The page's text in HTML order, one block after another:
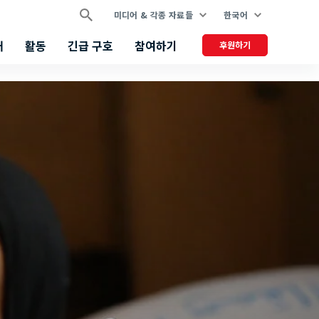
미디어 & 각종 자료들 한국어
활동 긴급 구호 참여하기 후원하기